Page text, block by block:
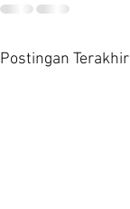
Postingan Terakhir